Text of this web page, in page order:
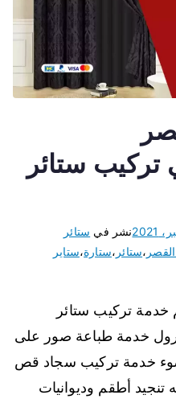
فني تركيب ستائر
نشر في ستائر
،ستائر ،ستارة،ستاير
خدمة تركيب ستائر
رول خدمة طباعة صور على
ضوء خدمة تركيب سجاد قص
تنجيد أطقم وديوانيات